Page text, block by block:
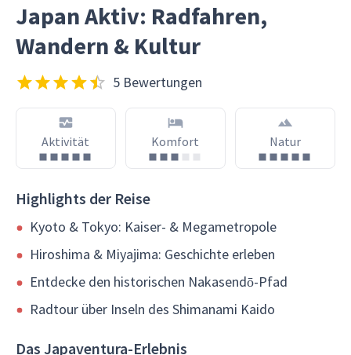
Japan Aktiv: Radfahren,
Wandern & Kultur
5 Bewertungen
Aktivität Komfort Natur
Highlights der Reise
Kyoto & Tokyo: Kaiser- & Megametropole
Hiroshima & Miyajima: Geschichte erleben
Entdecke den historischen Nakasendō-Pfad
Radtour über Inseln des Shimanami Kaido
Das Japaventura-Erlebnis